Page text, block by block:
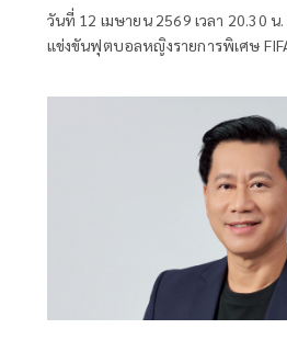
วันที่ 12 เมษายน 2569 เวลา 20.30 น
แข่งขันฟุตบอลหญิงรายการพิเศษ
ลิโดเนีย ทีมอันดับ 101 ของโลก